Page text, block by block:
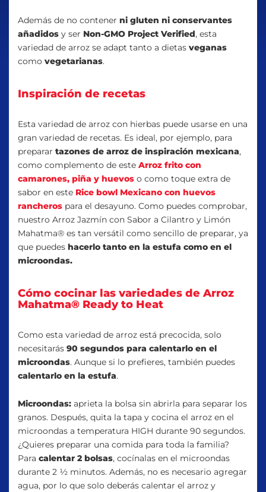
Además de no contener ni gluten ni conservantes
añadidos y ser Non-GMO Project Verified, esta
variedad de arroz se adapt tanto a dietas veganas
como vegetarianas.
Inspiración de recetas
Esta variedad de arroz con hierbas puede usarse en una
gran variedad de recetas. Es ideal, por ejemplo, para
preparar tazones de arroz de inspiración mexicana,
como complemento de este Arroz frito con
camarones, piña y huevos o como toque extra de
sabor en este Rice bowl Mexicano con huevos
rancheros para el desayuno. Como puedes comprobar,
nuestro Arroz Jazmín con Sabor a Cilantro y Limón
Mahatma® es tan versátil como sencillo de preparar, ya
que puedes hacerlo tanto en la estufa como en el
microondas.
Cómo cocinar las variedades de Arroz
Mahatma® Ready to Heat
Como esta variedad de arroz está precocida, solo
necesitarás 90 segundos para calentarlo en el
microondas. Aunque si lo prefieres, también puedes
calentarlo en la estufa.
Microondas: aprieta la bolsa sin abrirla para separar los
granos. Después, quita la tapa y cocina el arroz en el
microondas a temperatura HIGH durante 90 segundos.
¿Quieres preparar una comida para toda la familia?
Para calentar 2 bolsas, cocínalas en el microondas
durante 2 ½ minutos. Además, no es necesario agregar
agua, por lo que solo deberás calentar el arroz y